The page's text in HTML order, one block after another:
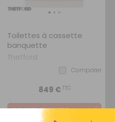
Toilettes à cassette
banquette
Thetford
Comparer
849 €TTC
AJOUTER AU PANIER